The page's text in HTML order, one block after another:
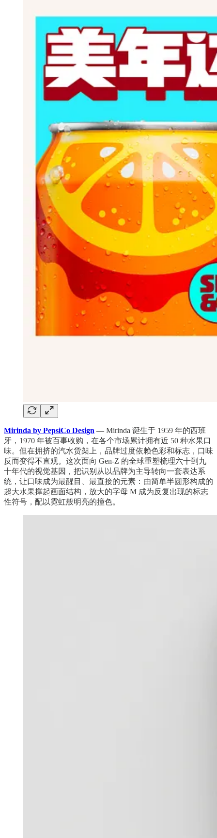
Mirinda by PepsiCo Design — Mirinda 诞生于 1959 年的西班
牙，1970 年被百事收购，在各个市场累计拥有近 50 种水果口
味。但在拥挤的汽水货架上，品牌过度依赖色彩和标志，口味
反而变得不直观。这次面向 Gen-Z 的全球重塑梳理六十到九
十年代的视觉基因，把识别从以品牌为主导转向一套表达系
统，让口味成为最醒目、最直接的元素：由简单半圆形构成的
超大水果撑起画面结构，放大的字母 M 成为反复出现的标志
性符号，配以霓虹般明亮的撞色。